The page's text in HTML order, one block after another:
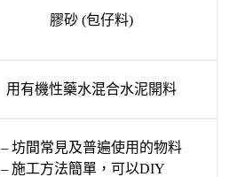
膠砂 (包仔料)
用有機性藥水混合水泥開料
– 坊間常見及普遍使用的物料
– 施工方法簡單，可以DIY